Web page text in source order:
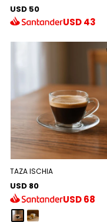
USD 50
USD43
TAZA ISCHIA
USD 80
USD68